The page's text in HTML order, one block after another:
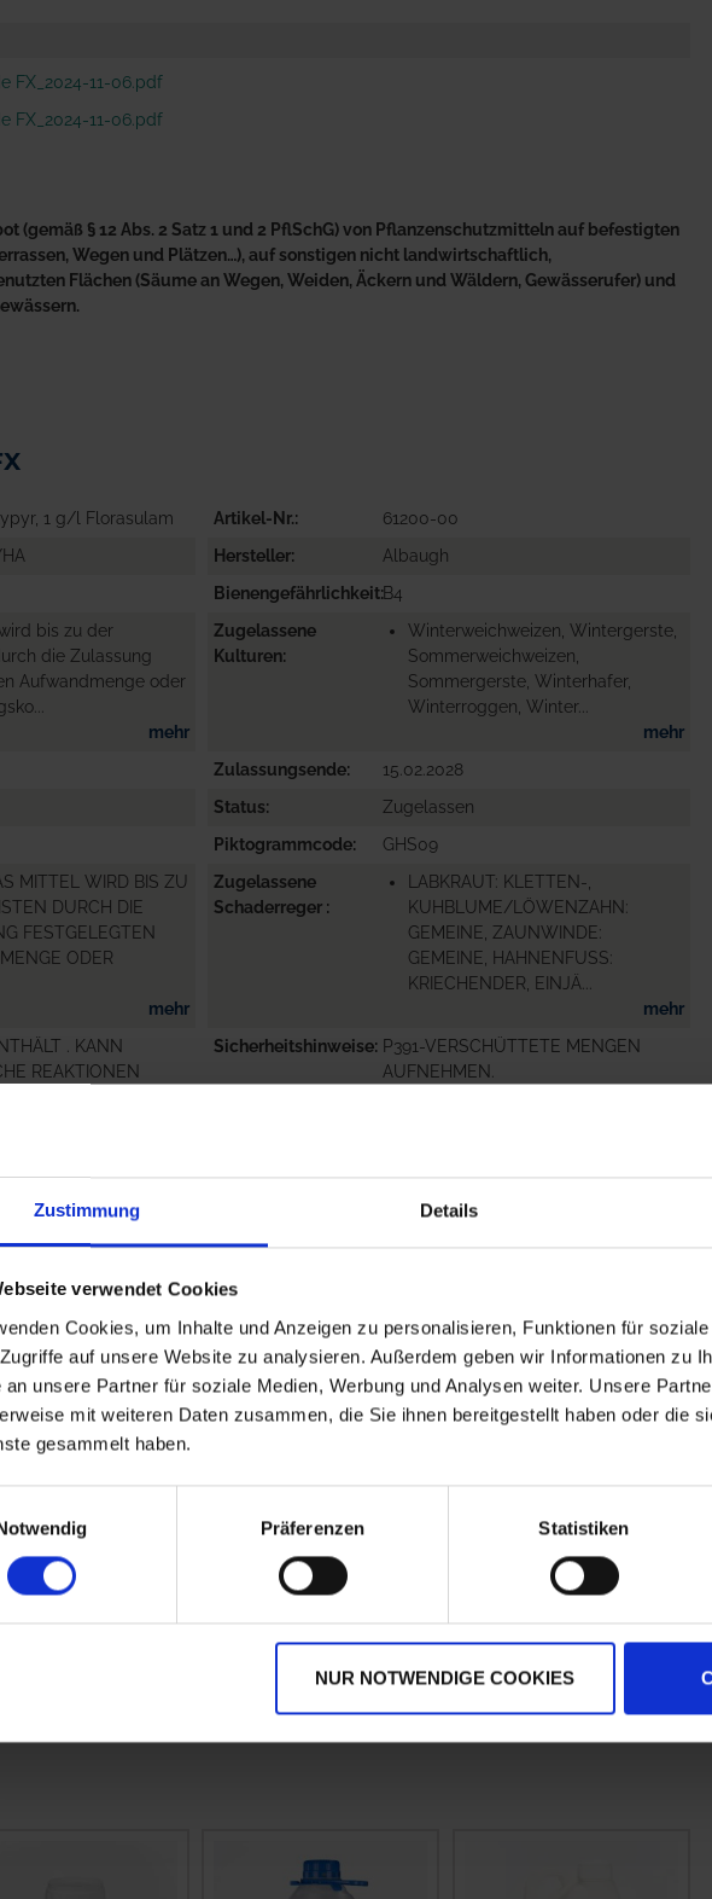
Zustimmung Details
verwendet Cookies
Cookies, um Inhalte und Anzeigen zu personalisieren, Funktionen für
auf unsere Website zu analysieren. Außerdem geben wir Informationen zu
an unsere Partner für soziale Medien, Werbung und Analysen weiter. Unsere
mit weiteren Daten zusammen, die Sie ihnen bereitgestellt haben oder die
gesammelt haben.
Präferenzen Statistiken
NUR NOTWENDIGE COOKIES
FX_2024-11-06.pdf
FX_2024-11-06.pdf
(gemäß § 12 Abs. 2 Satz 1 und 2 PflSchG) von Pflanzenschutzmitteln auf befestigten
Wegen und Plätzen…), auf sonstigen nicht landwirtschaftlich,
Flächen (Säume an Wegen, Weiden, Äckern und Wäldern, Gewässerufer) und
1 g/l Florasulam Artikel-Nr.
61200-00
Hersteller
Albaugh
BienengefährlichkeitB4
bis zu der
die Zulassung
Aufwandmenge oder
mehr
Zugelassene
Kulturen
Winterweichweizen, Wintergerste,
Sommerweichweizen,
Sommergerste, Winterhafer,
Winterroggen, Winter...
mehr
Zulassungsende
15.02.2028
Status
Zugelassen
Piktogrammcode
GHS09
MITTEL WIRD BIS ZU
DURCH DIE
FESTGELEGTEN
ODER
mehr
Zugelassene
Schaderreger
LABKRAUT: KLETTEN-,
KUHBLUME/LÖWENZAHN:
GEMEINE, ZAUNWINDE:
GEMEINE, HAHNENFUSS:
KRIECHENDER, EINJÄ...
mehr
. KANN
REAKTIONEN
VERMEIDUNG VON
mehr
Sicherheitshinweise P391-VERSCHÜTTETE MENGEN
AUFNEHMEN.
50
zzgl. MwSt.
Broadway Plus +
zzgl. MwSt.
45,04 € / kg